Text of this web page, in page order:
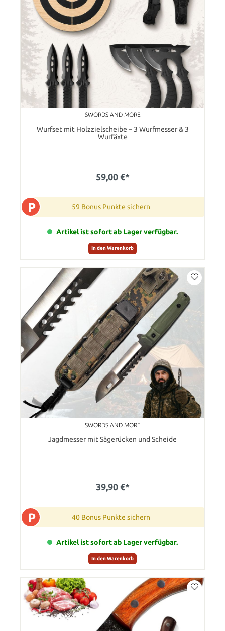
SWORDS AND MORE
Wurfset mit Holzzielscheibe – 3 Wurfmesser & 3
Wurfäxte
59,00 €*
P 59 Bonus Punkte sichern
Artikel ist sofort ab Lager verfügbar.
In den Warenkorb
SWORDS AND MORE
Jagdmesser mit Sägerücken und Scheide
39,90 €*
P 40 Bonus Punkte sichern
Artikel ist sofort ab Lager verfügbar.
In den Warenkorb